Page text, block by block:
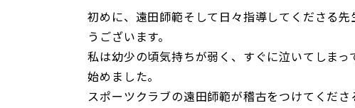
初めに、遠田師範そして日々指導してくださる
うございます。
私は幼少の頃気持ちが弱く、すぐに泣いてしま
始めました。
スポーツクラブの遠田師範が稽古をつけてくだ